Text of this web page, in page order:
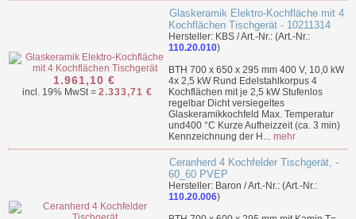
1.961,10 €
incl. 19% MwSt = 2.333,71 €
Glaskeramik Elektro-Kochfläche mit 4
Kochflächen Tischgerät - 10211314
Hersteller: KBS / Art.-Nr.: (Art.-Nr.:
110.20.010)
BTH 700 x 650 x 295 mm 400 V, 10,0 kW
4x 2,5 kW Rund Edelstahlkorpus 4
Kochflächen mit je 2,5 kW Stufenlos
regelbar Dicht versiegeltes
Glaskeramikkochfeld Max. Temperatur
und400 °C Kurze Aufheizzeit (ca. 3 min)
Kennzeichnung der H... mehr
Ceranherd 4 Kochfelder Tischgerät, -
60_60 PVEP
Hersteller: Baron / Art.-Nr.: (Art.-Nr.:
110.20.006)